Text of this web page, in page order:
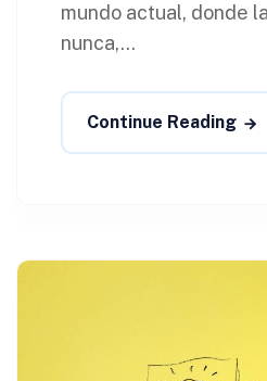
mundo actual, donde
nunca,...
Continue Reading